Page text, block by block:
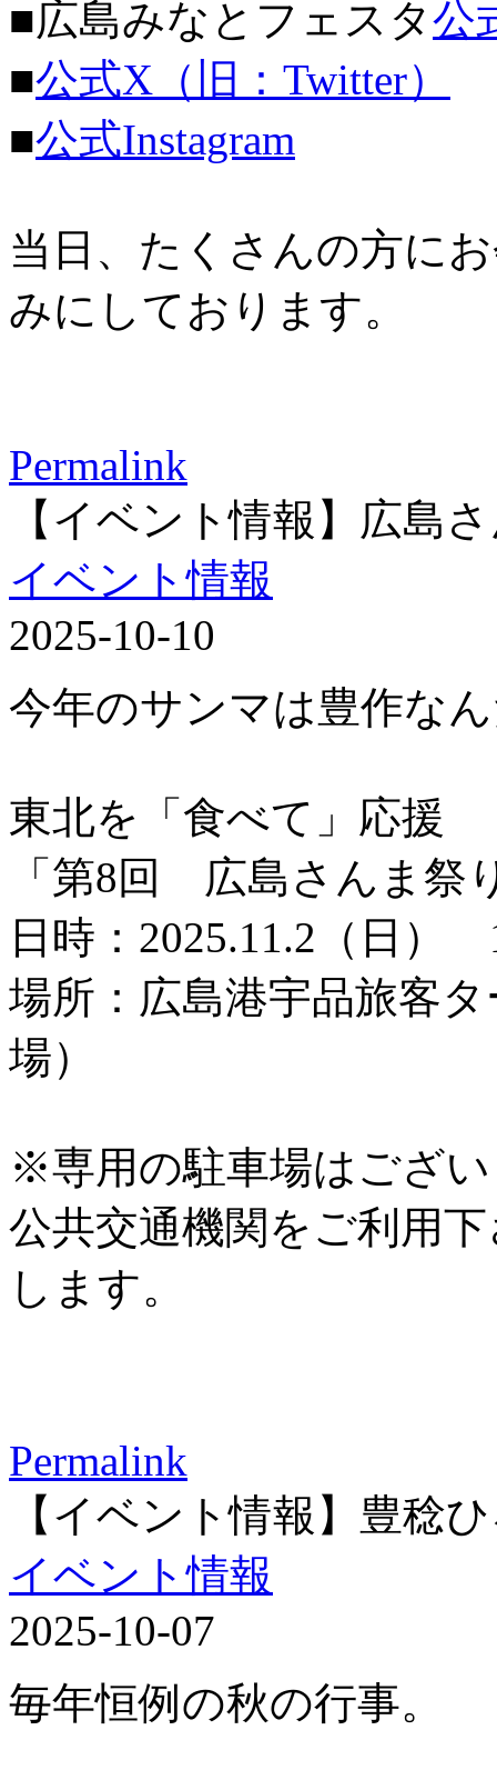
■広島みなとフェスタ公
■公式X（旧：Twitter）
■公式Instagram
当日、たくさんの方に
みにしております。
Permalink
【イベント情報】広島
イベント情報
2025-10-10
今年のサンマは豊作な
東北を「食べて」応援
「第8回 広島さんま祭
日時：2025.11.2（日）
場所：広島港宇品旅客
場）
※専用の駐車場はござ
公共交通機関をご利用
します。
Permalink
【イベント情報】豊稔
イベント情報
2025-10-07
毎年恒例の秋の行事。